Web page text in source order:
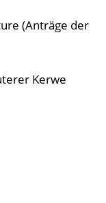
(Anträge der
Kerwe